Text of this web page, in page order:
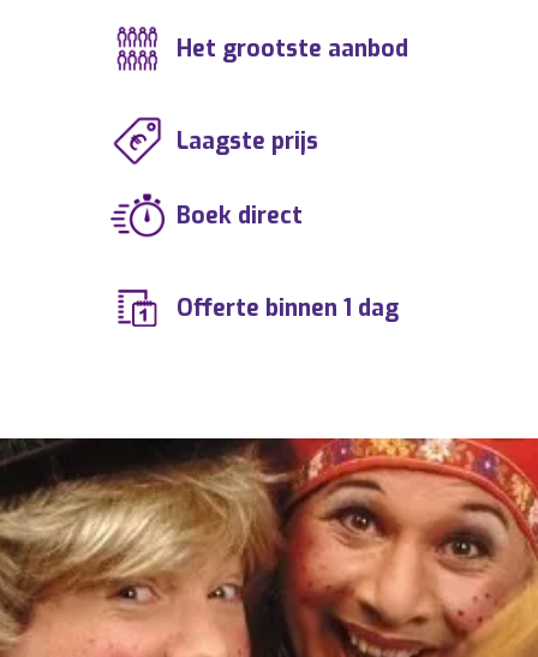
Het grootste aanbod
Laagste prijs
Boek direct
Offerte binnen 1 dag